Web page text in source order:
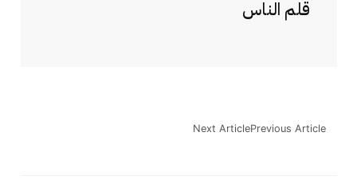
قلم الناس
Previous Article
Next Article